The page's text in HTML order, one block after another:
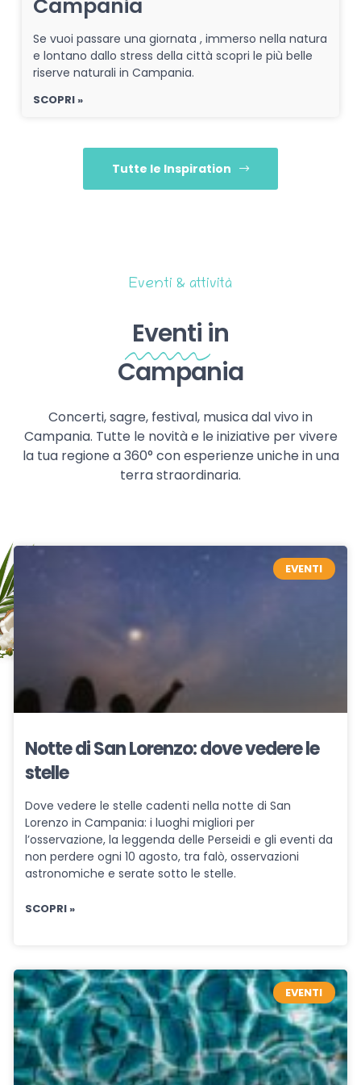
Campania
Se vuoi passare una giornata , immerso nella natura
e lontano dallo stress della città scopri le più belle
riserve naturali in Campania.
SCOPRI »
Tutte le Inspiration
Eventi & attività
Eventi in
Campania
Concerti, sagre, festival, musica dal vivo in
Campania. Tutte le novità e le iniziative per vivere
la tua regione a 360° con esperienze uniche in una
terra straordinaria.
EVENTI
Notte di San Lorenzo: dove vedere le
stelle
Dove vedere le stelle cadenti nella notte di San
Lorenzo in Campania: i luoghi migliori per
l’osservazione, la leggenda delle Perseidi e gli eventi da
non perdere ogni 10 agosto, tra falò, osservazioni
astronomiche e serate sotto le stelle.
SCOPRI »
EVENTI